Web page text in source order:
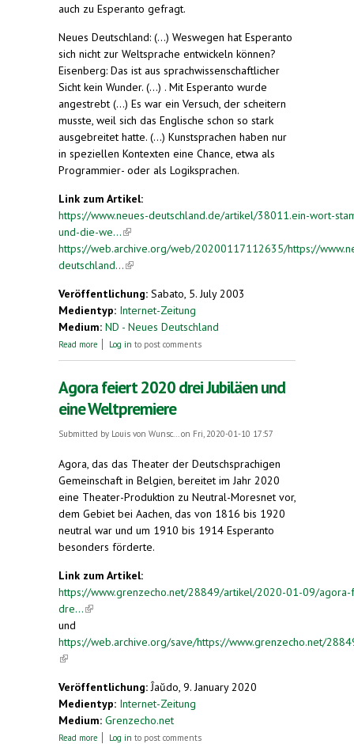
auch zu Esperanto gefragt.
Neues Deutschland: (...) Weswegen hat Esperanto
sich nicht zur Weltsprache entwickeln können?
Eisenberg: Das ist aus sprachwissenschaftlicher
Sicht kein Wunder. (...) . Mit Esperanto wurde
angestrebt (...) Es war ein Versuch, der scheitern
musste, weil sich das Englische schon so stark
ausgebreitet hatte. (...) Kunstsprachen haben nur
in speziellen Kontexten eine Chance, etwa als
Programmier- oder als Logiksprachen.
Link zum Artikel:
https://www.neues-deutschland.de/artikel/38011.ein-wort-
und-die-we...(link is external)
https://web.archive.org/web/20200117112635/https://
deutschland...(link is external)
Veröffentlichung: Sabato, 5. July 2003
Medientyp: Internet-Zeitung
Medium: ND - Neues Deutschland
Read more about Ein (Wort)Stamm - und die Welt
Log in to post comments
Agora feiert 2020 drei Jubiläen und
eine Weltpremiere
Submitted by Louis von Wunsc... on Fri, 2020-01-10 17:57
Agora, das das Theater der Deutschsprachigen
Gemeinschaft in Belgien, bereitet im Jahr 2020
eine Theater-Produktion zu Neutral-Moresnet vor,
dem Gebiet bei Aachen, das von 1816 bis 1920
neutral war und um 1910 bis 1914 Esperanto
besonders förderte.
Link zum Artikel:
https://www.grenzecho.net/28849/artikel/2020-01-09/
dre...(link is external)
und
https://web.archive.org/save/https://www.grenzecho.net/
(link is external)
Veröffentlichung: Ĵaŭdo, 9. January 2020
Medientyp: Internet-Zeitung
Medium: Grenzecho.net
Read more about Agora feiert 2020 drei Jubiläen und eine
Log in to post comments